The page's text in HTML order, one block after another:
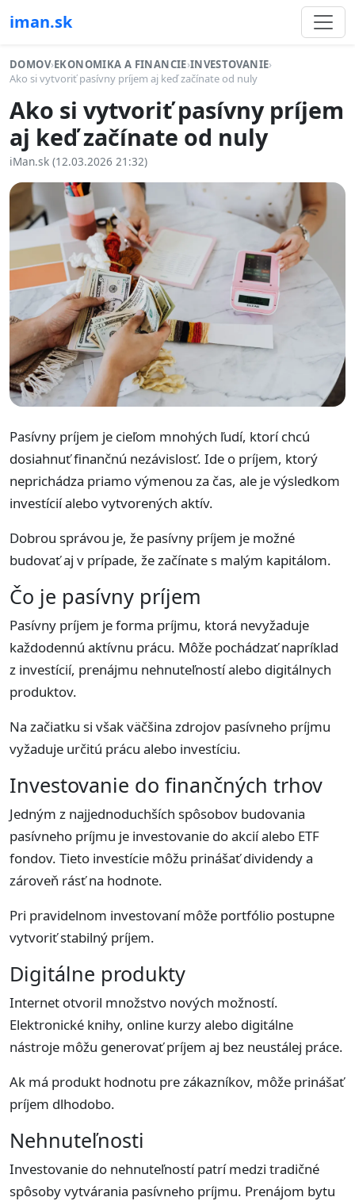
iman.sk
DOMOV›EKONOMIKA A FINANCIE›INVESTOVANIE›
Ako si vytvoriť pasívny príjem aj keď začínate od nuly
Ako si vytvoriť pasívny príjem
aj keď začínate od nuly
iMan.sk (12.03.2026 21:32)
Pasívny príjem je cieľom mnohých ľudí, ktorí chcú
dosiahnuť finančnú nezávislosť. Ide o príjem, ktorý
neprichádza priamo výmenou za čas, ale je výsledkom
investícií alebo vytvorených aktív.
Dobrou správou je, že pasívny príjem je možné
budovať aj v prípade, že začínate s malým kapitálom.
Čo je pasívny príjem
Pasívny príjem je forma príjmu, ktorá nevyžaduje
každodennú aktívnu prácu. Môže pochádzať napríklad
z investícií, prenájmu nehnuteľností alebo digitálnych
produktov.
Na začiatku si však väčšina zdrojov pasívneho príjmu
vyžaduje určitú prácu alebo investíciu.
Investovanie do finančných trhov
Jedným z najjednoduchších spôsobov budovania
pasívneho príjmu je investovanie do akcií alebo ETF
fondov. Tieto investície môžu prinášať dividendy a
zároveň rásť na hodnote.
Pri pravidelnom investovaní môže portfólio postupne
vytvoriť stabilný príjem.
Digitálne produkty
Internet otvoril množstvo nových možností.
Elektronické knihy, online kurzy alebo digitálne
nástroje môžu generovať príjem aj bez neustálej práce.
Ak má produkt hodnotu pre zákazníkov, môže prinášať
príjem dlhodobo.
Nehnuteľnosti
Investovanie do nehnuteľností patrí medzi tradičné
spôsoby vytvárania pasívneho príjmu. Prenájom bytu